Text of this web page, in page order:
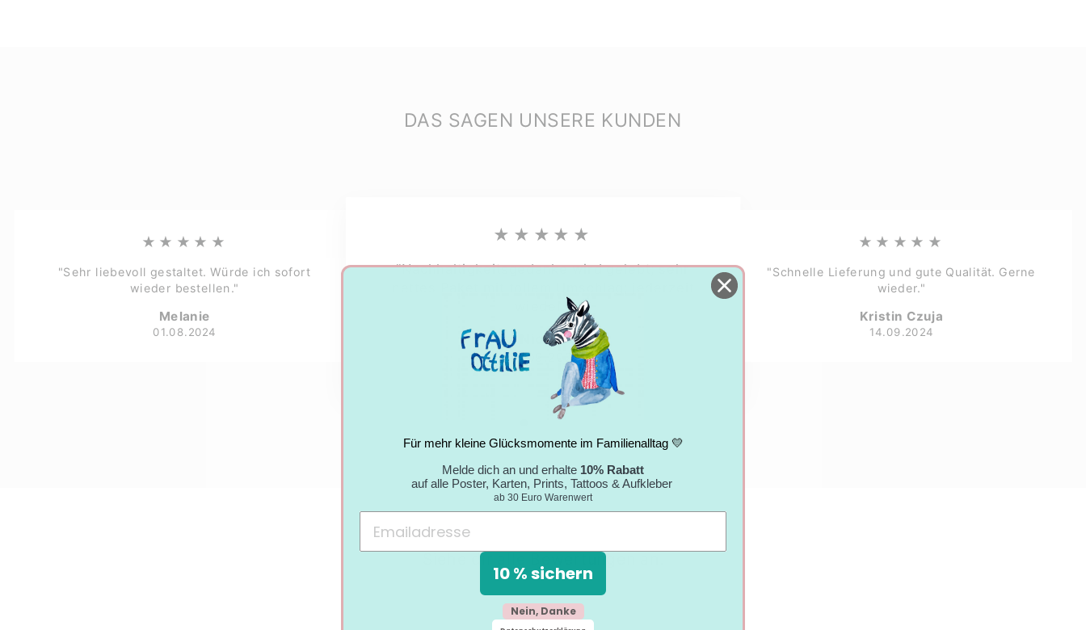
DAS SAGEN UNSERE KUNDEN
★★★★★
"Sehr liebevoll gestaltet. Würde ich sofort
wieder bestellen."
Melanie
01.08.2024
★★★★★
"Nachhaltigkeitsgedanke wird gelebt; sehr
wieder."
Nicole
05.09.2024
★★★★★
"Schnelle Lieferung und gute Qualität. Gerne
wieder."
Kristin Czuja
14.09.2024
Siehe dir alle Bewertungen an.
Für mehr kleine Glücksmomente im Familienalltag 💛
Melde dich an und erhalte 10% Rabatt
auf alle Poster, Karten, Prints, Tattoos & Aufkleber
ab 30 Euro Warenwert
10 % sichern
Nein, Danke